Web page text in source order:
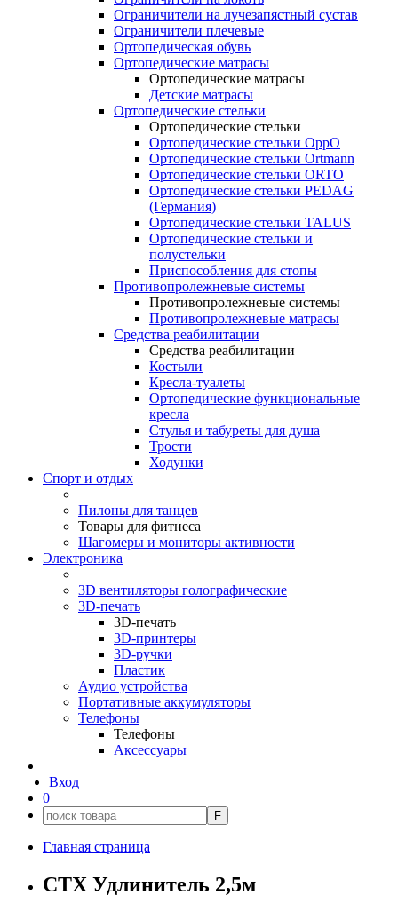
Ограничители на лучезапястный сустав
Ограничители плечевые
Ортопедическая обувь
Ортопедические матрасы
Ортопедические матрасы
Детские матрасы
Ортопедические стельки
Ортопедические стельки
Ортопедические стельки OppO
Ортопедические стельки Ortmann
Ортопедические стельки ORTO
Ортопедические стельки PEDAG
(Германия)
Ортопедические стельки TALUS
Ортопедические стельки и
полустельки
Приспособления для стопы
Противопролежневые системы
Противопролежневые системы
Противопролежневые матрасы
Средства реабилитации
Средства реабилитации
Костыли
Кресла-туалеты
Ортопедические функциональные
кресла
Стулья и табуреты для душа
Трости
Ходунки
Спорт и отдых
Пилоны для танцев
Товары для фитнеса
Шагомеры и мониторы активности
Электроника
3D вентиляторы голографические
3D-печать
3D-печать
3D-принтеры
3D-ручки
Пластик
Аудио устройства
Портативные аккумуляторы
Телефоны
Телефоны
Аксессуары
Вход
0
F
Главная страница
CTX Удлинитель 2,5м